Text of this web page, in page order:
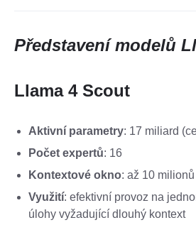
Představení modelů
Llama 4 Scout
Aktivní parametry: 17 miliard
Počet expertů: 16
Kontextové okno: až 10
Využití: efektivní provoz na
úlohy vyžadující dlouhý kontext